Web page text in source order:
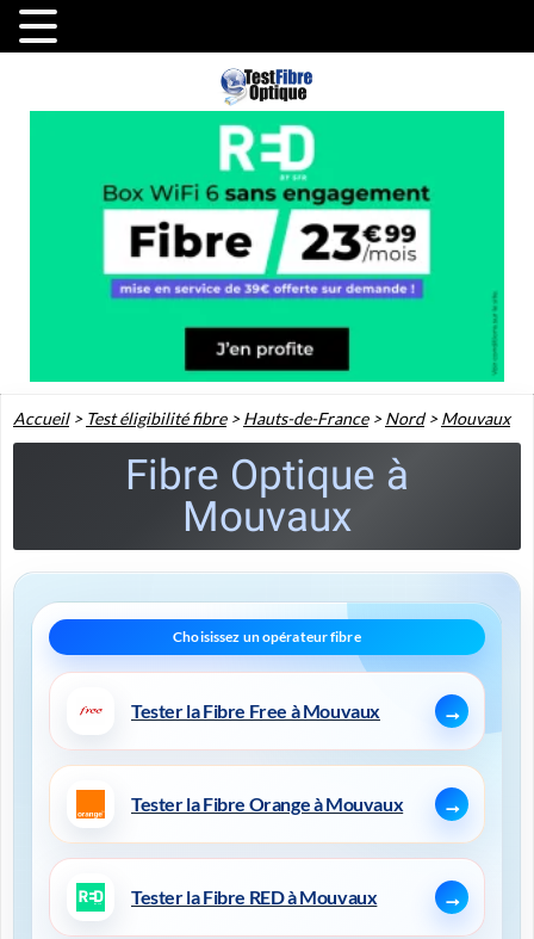
Accueil> Test éligibilité fibre>Hauts-de-France>Nord>Mouvaux
Fibre Optique à
Mouvaux
Tester la Fibre Free à Mouvaux
Tester la Fibre Orange à Mouvaux
Tester la Fibre RED à Mouvaux